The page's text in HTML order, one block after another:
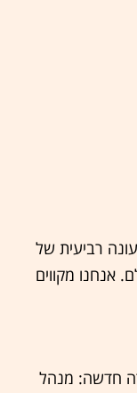
רביעית של
אנחנו מקווים
חדשה: מנהל